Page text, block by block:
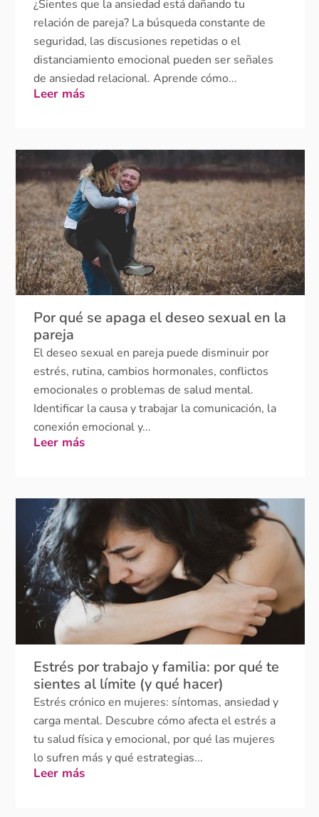
seguridad, las discusiones repetidas o el
distanciamiento emocional pueden ser señales
de ansiedad relacional. Aprende cómo...
Leer más
Por qué se apaga el deseo sexual en la
El deseo sexual en pareja puede disminuir por
estrés, rutina, cambios hormonales, conflictos
emocionales o problemas de salud mental.
Identificar la causa y trabajar la comunicación, la
conexión emocional y...
Leer más
Estrés por trabajo y familia: por qué te
Estrés crónico en mujeres: síntomas, ansiedad y
carga mental. Descubre cómo afecta el estrés a
tu salud física y emocional, por qué las mujeres
lo sufren más y qué estrategias...
Leer más